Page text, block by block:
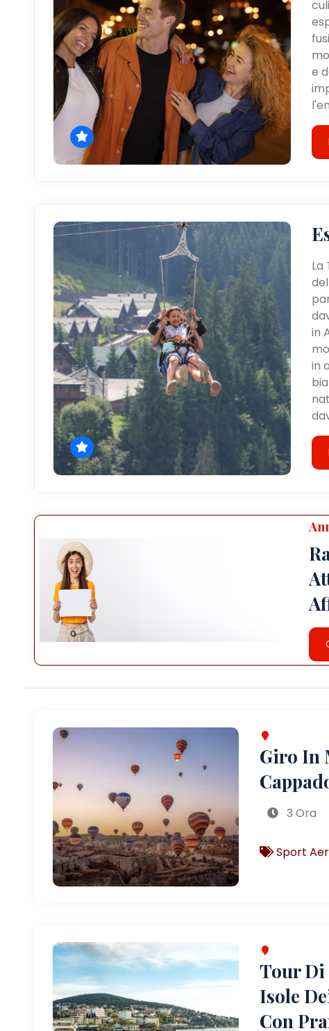
e
La
in
in
Giro In
3 Ora
Sport
Tour Di
Isole
Con